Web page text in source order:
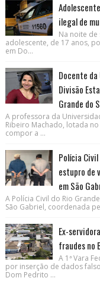
ilegal de
Na noite de
adolescente, de 17 anos,
em Do...
Docente
Divisão
Grande do
A professora da
Ribeiro Machado, lotada
compor a ...
Polícia
estupro de
em São
A Polícia Civil do Rio
São Gabriel, coordenada
Ex-
fraudes no
A 1ª Vara
por inserção de dados
Dom Pedrito ...